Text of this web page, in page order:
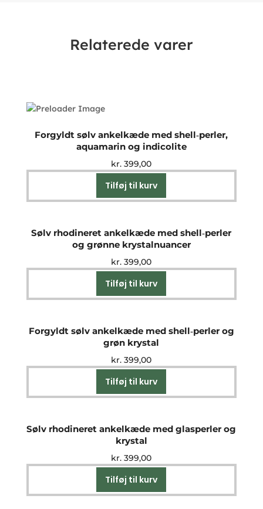
Relaterede varer
Forgyldt sølv ankelkæde med shell‑perler,
aquamarin og indicolite
kr. 399,00
Tilføj til kurv
Sølv rhodineret ankelkæde med shell‑perler
og grønne krystalnuancer
kr. 399,00
Tilføj til kurv
Forgyldt sølv ankelkæde med shell‑perler og
grøn krystal
kr. 399,00
Tilføj til kurv
Sølv rhodineret ankelkæde med glasperler og
krystal
kr. 399,00
Tilføj til kurv